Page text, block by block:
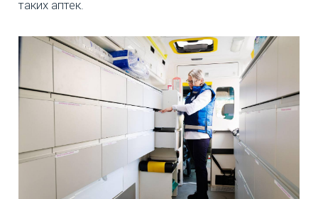
таких аптек.